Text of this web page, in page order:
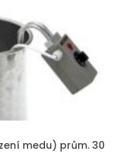
medu) prům. 30